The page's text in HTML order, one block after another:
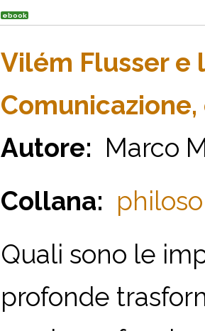
ebook
Vilém Flusser
Autore: Marco
Collana:
Quali sono le
profonde